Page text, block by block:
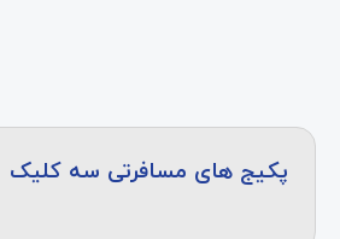
پکیج های مسافرتی سه کلیک